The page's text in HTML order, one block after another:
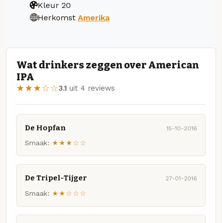
Kleur 20
Herkomst Amerika
Wat drinkers zeggen over American
IPA
★★★☆☆3.1 uit 4 reviews
De Hopfan 15-10-2016
Smaak: ★★★☆☆
De Tripel-Tijger 27-01-2016
Smaak: ★★☆☆☆